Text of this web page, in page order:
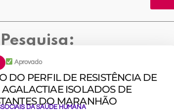
Aprovado
DO PERFIL DE RESISTÊNCIA DE
AGALACTIAE ISOLADOS DE
DO MARANHÃO
DA SAÚDE HUMANA